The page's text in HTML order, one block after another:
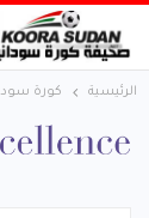
الرئيسية كورة